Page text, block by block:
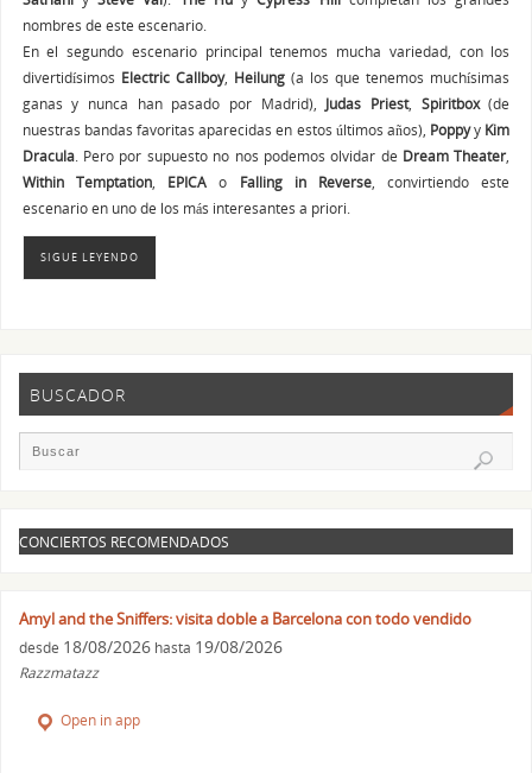
nombres de este escenario.
En el segundo escenario principal tenemos mucha variedad, con los
divertidísimos Electric Callboy, Heilung(a los que tenemos muchísimas
ganas y nunca han pasado por Madrid), Judas Priest, Spiritbox(de
nuestras bandas favoritas aparecidas en estos últimos años), Poppyy Kim
Dracula. Pero por supuesto no nos podemos olvidar de Dream Theater,
Within Temptation, EPICA o Falling in Reverse, convirtiendo este
escenario en uno de los más interesantes a priori.
SIGUE LEYENDO
BUSCADOR
CONCIERTOS RECOMENDADOS
Amyl and the Sniffers: visita doble a Barcelona con todo vendido
desde 18/08/2026 hasta 19/08/2026
Razzmatazz
Open in app